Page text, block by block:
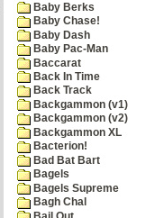
Baby Berks
Baby Chase!
Baby Dash
Baby Pac-Man
Baccarat
Back In Time
Back Track
Backgammon (v1)
Backgammon (v2)
Backgammon XL
Bacterion!
Bad Bat Bart
Bagels
Bagels Supreme
Bagh Chal
Bail Out